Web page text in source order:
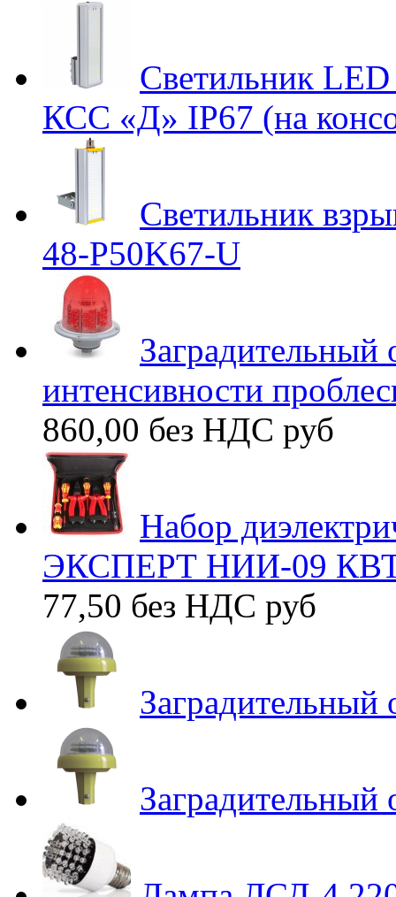
Светильник
КСС «Д» IP67 (на
Светильник
48-P50K67-U
интенсивности
860,00 без НДС руб
Набор
ЭКСПЕРТ НИИ-09 КВТ
77,50 без НДС руб